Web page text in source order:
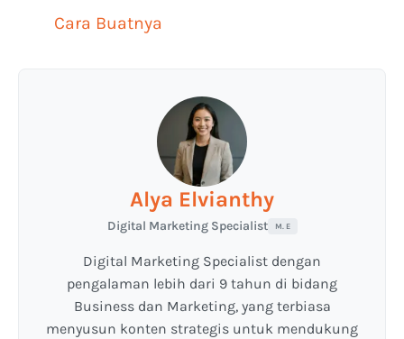
Cara Buatnya
Alya Elvianthy
Digital Marketing Specialist M. E
Digital Marketing Specialist dengan
pengalaman lebih dari 9 tahun di bidang
Business dan Marketing, yang terbiasa
menyusun konten strategis untuk mendukung